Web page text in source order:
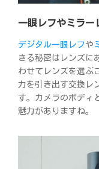
一眼レフやミラー
デジタル一眼レフや
きる秘密はレンズに
わせてレンズを選ぶ
力を引き出す交換レ
す。カメラのボディ
魅力がありますね。